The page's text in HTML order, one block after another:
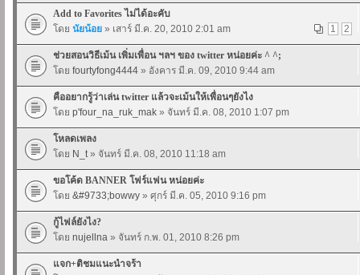
Add to Favorites ไม่ได้อะคับ
1
2
โดย นัยน้อย » เสาร์ มี.ค. 20, 2010 2:01 am
ช่วยสอนวิธีเม้น เพิ่มเพื่อน ฯลฯ ของ twitter หน่อยค่ะ ^ ^;
โดย fourtyfong4444 » อังคาร มี.ค. 09, 2010 9:44 am
คืออยากรู้ว่าเล่น twitter แล้วจะเม้นให้เพื่อนๆยังไง
โดย p'four_na_ruk_mak » จันทร์ มี.ค. 08, 2010 1:07 pm
โหลดเพลง
โดย N_t» จันทร์ มี.ค. 08, 2010 11:18 am
ขอโค้ด BANNER โฟร์แฟน หน่อยค่ะ
โดย &#9733;bowwy » ศุกร์ มี.ค. 05, 2010 9:16 pm
กู้ไฟล์ยังไง?
โดย nujellna » จันทร์ ก.พ. 01, 2010 8:26 pm
แจก+ติชมแนะนำจร้า